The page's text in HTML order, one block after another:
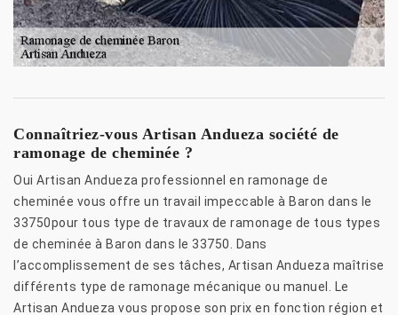
Connaîtriez-vous Artisan Andueza société de
ramonage de cheminée ?
Oui Artisan Andueza professionnel en ramonage de
cheminée vous offre un travail impeccable à Baron dans le
33750pour tous type de travaux de ramonage de tous types
de cheminée à Baron dans le 33750. Dans
l’accomplissement de ses tâches, Artisan Andueza maîtrise
différents type de ramonage mécanique ou manuel. Le
Artisan Andueza vous propose son prix en fonction région et